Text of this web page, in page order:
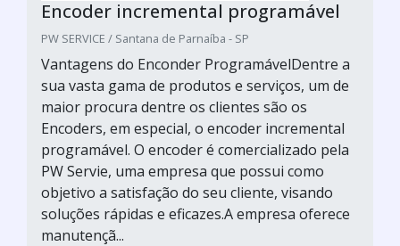
Encoder incremental programável
PW SERVICE / Santana de Parnaíba - SP
Vantagens do Enconder ProgramávelDentre a
sua vasta gama de produtos e serviços, um de
maior procura dentre os clientes são os
Encoders, em especial, o encoder incremental
programável. O encoder é comercializado pela
PW Servie, uma empresa que possui como
objetivo a satisfação do seu cliente, visando
soluções rápidas e eficazes.A empresa oferece
manutençã...